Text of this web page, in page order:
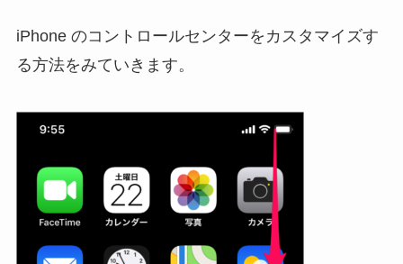
iPhone のコントロールセンターをカスタマイズす
る方法をみていきます。